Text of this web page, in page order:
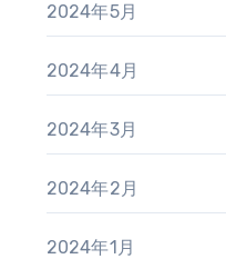
2024年5月
2024年4月
2024年3月
2024年2月
2024年1月